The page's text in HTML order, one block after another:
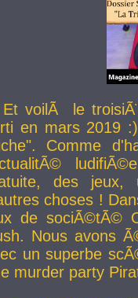
Et voilÃ le
en mars 2019
Comme
des jeux,
choses !
de sociÃ©tÃ©
Nous avons
un superbe
murder party